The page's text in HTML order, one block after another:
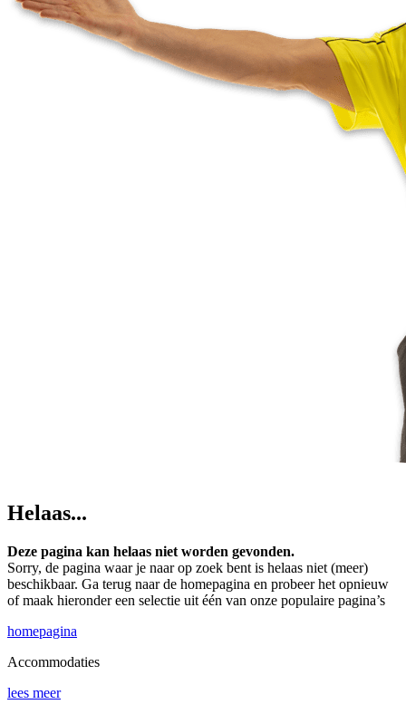
Helaas...
Deze pagina kan helaas niet worden gevonden.
Sorry, de pagina waar je naar op zoek bent is helaas niet (meer)
beschikbaar. Ga terug naar de homepagina en probeer het opnieuw
of maak hieronder een selectie uit één van onze populaire pagina’s
homepagina
Accommodaties
lees meer